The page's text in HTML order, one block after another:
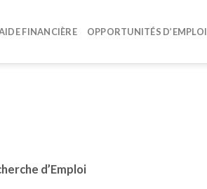
FINANCIÈRE OPPORTUNITÉS D’EMPLOI
d’Emploi